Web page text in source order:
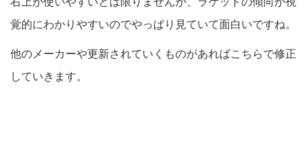
覚的にわかりやすいのでやっぱり見ていて面白いですね。
他のメーカーや更新されていくものがあればこちらで修正
していきます。